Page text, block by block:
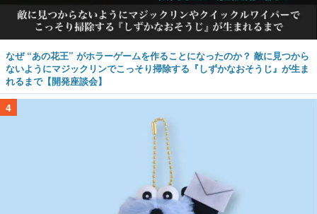
なぜ “あの花王” がホラーゲームを作ることになったのか？ 敵に見つから
ないようにマジックリンでこっそり掃除する『しずかなおそうじ』が生ま
れるまで【開発座談会】
4